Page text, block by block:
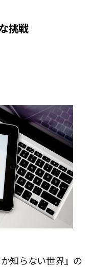
挑戦
知らない世界』の